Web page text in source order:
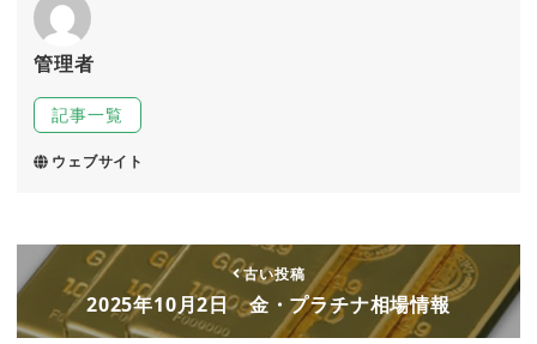
管理者
記事一覧
ウェブサイト
古い投稿
2025年10月2日 金・プラチナ相場情報